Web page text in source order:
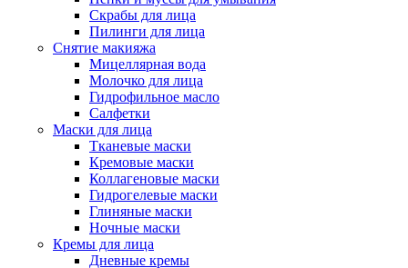
Скрабы для лица
Пилинги для лица
Снятие макияжа
Мицеллярная вода
Молочко для лица
Гидрофильное масло
Салфетки
Маски для лица
Тканевые маски
Кремовые маски
Коллагеновые маски
Гидрогелевые маски
Глиняные маски
Ночные маски
Кремы для лица
Дневные кремы